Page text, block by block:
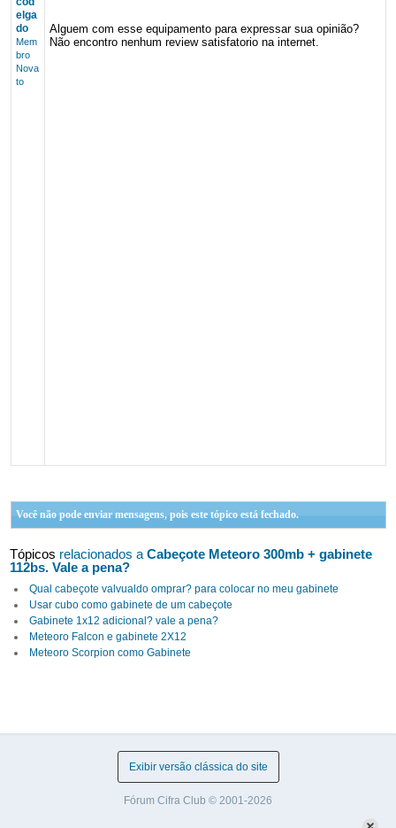
elga
do
Mem
bro
Nova
to
Alguem com esse equipamento para expressar sua opinião?
Não encontro nenhum review satisfatorio na internet.
Você não pode enviar mensagens, pois este tópico está fechado.
Tópicos relacionados aCabeçote Meteoro 300mb + gabinete
112bs. Vale a pena?
Qual cabeçote valvualdo omprar? para colocar no meu gabinete
Usar cubo como gabinete de um cabeçote
Gabinete 1x12 adicional? vale a pena?
Meteoro Falcon e gabinete 2X12
Meteoro Scorpion como Gabinete
Exibir versão clássica do site
Fórum Cifra Club © 2001-2026